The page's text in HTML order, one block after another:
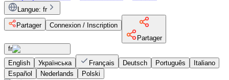
Langue: fr
Partager
Connexion / Inscription
Partager
fr
English
Українська Français Deutsch Português
Italiano
Español
Nederlands Polski